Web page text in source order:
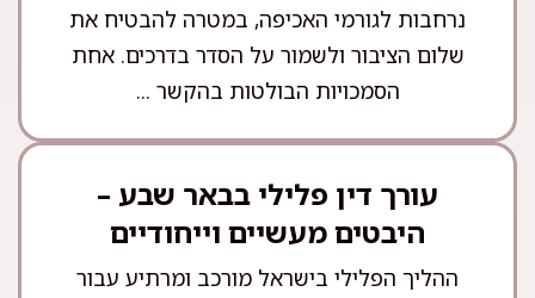
נרחבות לגורמי האכיפה, במטרה להבטיח את
שלום הציבור ולשמור על הסדר בדרכים. אחת
הסמכויות הבולטות בהקשר ...
עורך דין פלילי בבאר שבע –
היבטים מעשיים וייחודיים
ההליך הפלילי בישראל מורכב ומרתיע עבור